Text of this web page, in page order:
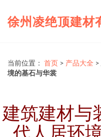
徐州凌绝顶建材
当前位置： 首页 > 产品大全 >
境的基石与华裳
建筑建材与
代人居环